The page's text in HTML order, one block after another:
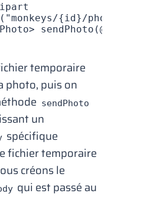
( "monkeys/{id}/photo"
Photo> sendPhoto (@
temporaire
photo, puis on
sendPhoto
un
spécifique
fichier temporaire
créons le
qui est passé au